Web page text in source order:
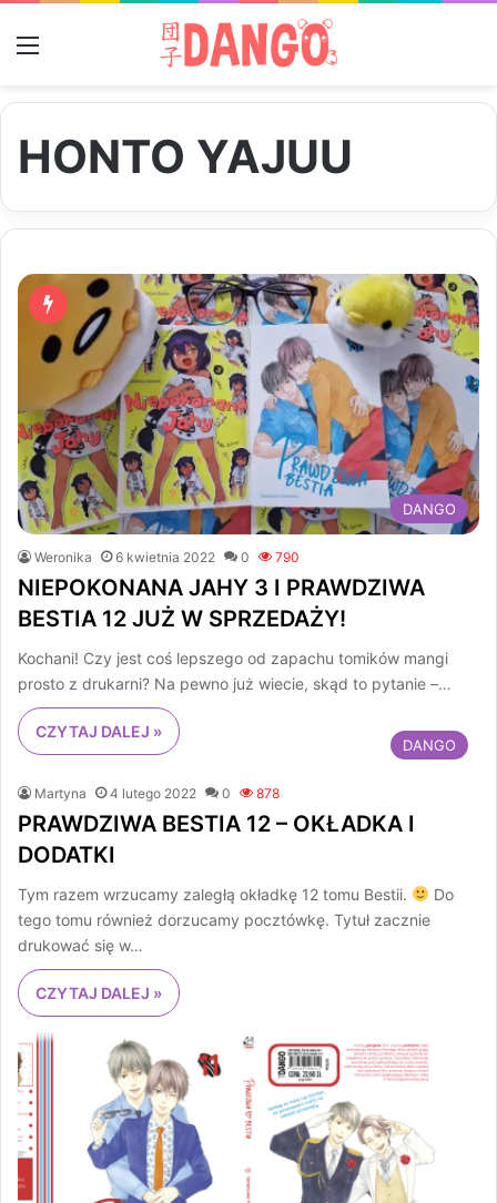
HONTO YAJUU
DANGO
Weronika 6 kwietnia 2022 0 790
NIEPOKONANA JAHY 3 I PRAWDZIWA
BESTIA 12 JUŻ W SPRZEDAŻY!
Kochani! Czy jest coś lepszego od zapachu tomików mangi
prosto z drukarni? Na pewno już wiecie, skąd to pytanie –…
CZYTAJ DALEJ »
DANGO
Martyna 4 lutego 2022 0 878
PRAWDZIWA BESTIA 12 – OKŁADKA I
DODATKI
Tym razem wrzucamy zaległą okładkę 12 tomu Bestii.
Do
tego tomu również dorzucamy pocztówkę. Tytuł zacznie
drukować się w…
CZYTAJ DALEJ »